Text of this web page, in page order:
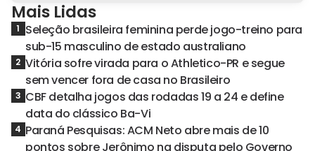
Mais Lidas
1 Seleção brasileira feminina perde jogo-treino para
sub-15 masculino de estado australiano
2 Vitória sofre virada para o Athletico-PR e segue
sem vencer fora de casa no Brasileiro
3 CBF detalha jogos das rodadas 19 a 24 e define
data do clássico Ba-Vi
4 Paraná Pesquisas: ACM Neto abre mais de 10
pontos sobre Jerônimo na disputa pelo Governo